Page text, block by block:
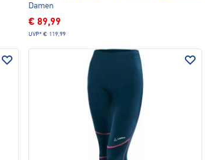
Damen
€ 89,99
UVP* € 119,99